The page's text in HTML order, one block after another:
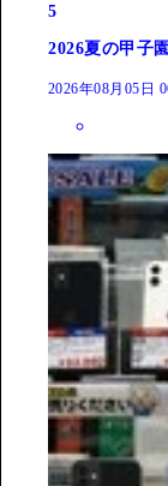
5
2026夏の甲子
2026年08月05日